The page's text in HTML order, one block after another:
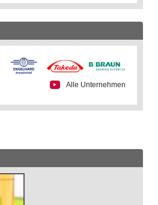
Alle Unternehmen